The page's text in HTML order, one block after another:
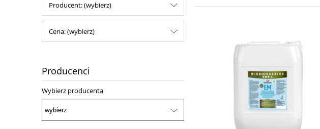
Producent: (wybierz)
Cena: (wybierz)
Producenci
Wybierz producenta